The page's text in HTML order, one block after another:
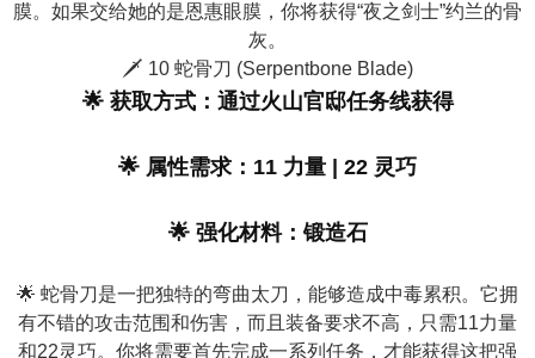
膜。如果交给她的是恩惠眼膜，你将获得“夜之剑士”约兰的骨
灰。
🗡️ 10 蛇骨刀 (Serpentbone Blade)
🌟 获取方式：通过火山官邸任务线获得
🌟 属性需求：11 力量 | 22 灵巧
🌟 强化材料：锻造石
🌟 蛇骨刀是一把独特的弯曲太刀，能够造成中毒累积。它拥
有不错的攻击范围和伤害，而且装备要求不高，只需11力量
和22灵巧。你将需要首先完成一系列任务，才能获得这把强